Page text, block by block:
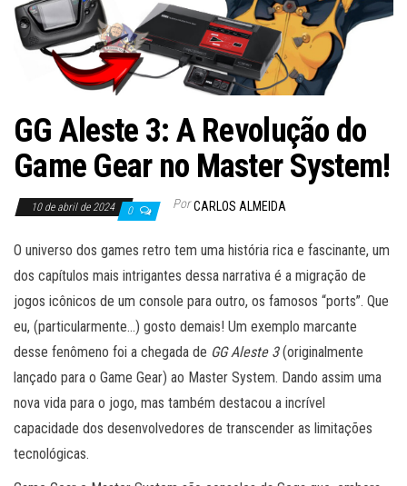
GG Aleste 3: A Revolução do
Game Gear no Master System!
10 de abril de 2024 0 Por CARLOS ALMEIDA
O universo dos games retro tem uma história rica e fascinante, um
dos capítulos mais intrigantes dessa narrativa é a migração de
jogos icônicos de um console para outro, os famosos “ports”. Que
eu, (particularmente…) gosto demais! Um exemplo marcante
desse fenômeno foi a chegada de GG Aleste 3(originalmente
lançado para o Game Gear) ao Master System. Dando assim uma
nova vida para o jogo, mas também destacou a incrível
capacidade dos desenvolvedores de transcender as limitações
tecnológicas.